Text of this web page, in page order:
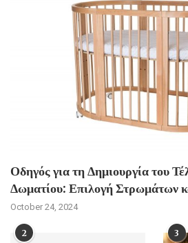
Οδηγός για τη Δημιουργία του
Δωματίου: Επιλογή Στρωμάτων
October 24, 2024
2 3